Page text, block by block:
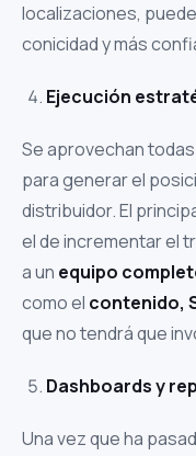
localizaciones,
conicidad y más
Ejecución
Se aprovechan
para generar el
distribuidor. El
el de incrementar el
a un equipo
como el contenido,
que no tendrá que
Dashboards y
Una vez que ha